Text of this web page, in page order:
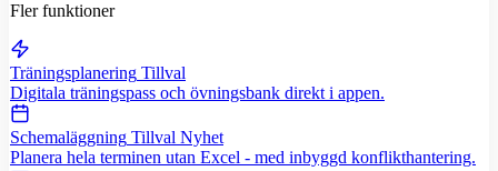
Fler funktioner
Träningsplanering Tillval
Digitala träningspass och övningsbank direkt i appen.
Schemaläggning Tillval Nyhet
Planera hela terminen utan Excel - med inbyggd konflikthantering.